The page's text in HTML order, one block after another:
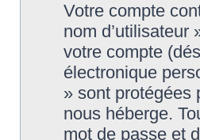
Votre compte
nom
votre compte
électronique
» sont protégées
nous héberge.
mot de passe et